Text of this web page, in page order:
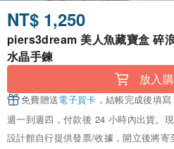
NT$ 1,250
piers3dream 美人魚藏寶盒 碎
水晶手鍊
放入
免費贈送電子賀卡 ，結帳完成後填寫
週一到週四，付款後 24 小時內出貨。
設計館自行提供發票/收據，開立後將寄